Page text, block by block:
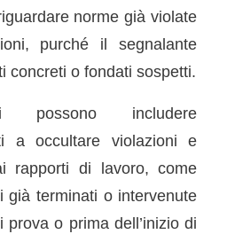
norme già violate
purché il segnalante
concreti o fondati sospetti.
possono includere
a occultare violazioni e
rapporti di lavoro, come
già terminati o intervenute
o prima dell’inizio di